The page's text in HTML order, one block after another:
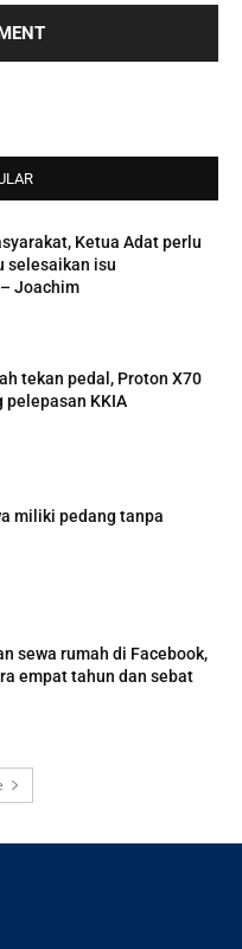
Ketua Adat perlu
selesaikan isu
Joachim
tekan pedal, Proton X70
pelepasan KKIA
miliki pedang tanpa
sewa rumah di Facebook,
empat tahun dan sebat